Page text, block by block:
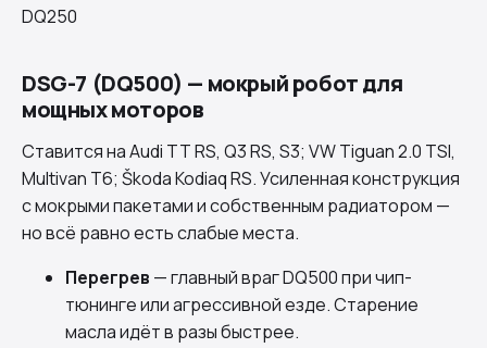
DQ250
DSG-7 (DQ500) — мокрый робот для
мощных моторов
Ставится на Audi TT RS, Q3 RS, S3; VW Tiguan 2.0 TSI,
Multivan T6; Škoda Kodiaq RS. Усиленная конструкция
с мокрыми пакетами и собственным радиатором —
но всё равно есть слабые места.
Перегрев — главный враг DQ500 при чип-
тюнинге или агрессивной езде. Старение
масла идёт в разы быстрее.